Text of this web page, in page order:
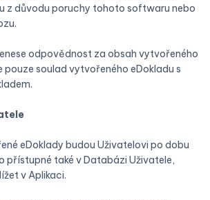
z důvodu poruchy tohoto softwaru nebo
odpovědnost za obsah vytvořeného
pouze soulad vytvořeného eDokladu s
eDoklady budou Uživatelovi po dobu
přístupné také v Databázi Uživatele,
v Aplikaci.